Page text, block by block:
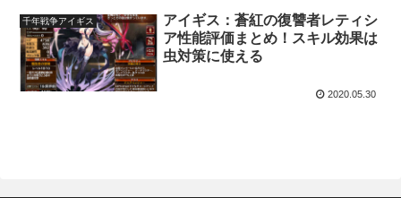
千年戦争アイギス
アイギス：蒼紅の復讐者レティシ
ア性能評価まとめ！スキル効果は
虫対策に使える
2020.05.30